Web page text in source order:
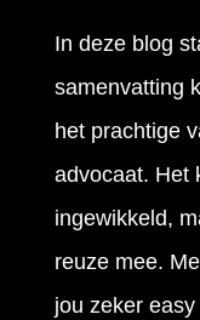
In deze blog
samenvatting
het prachtige
advocaat. Het
ingewikkeld,
reuze mee.
jou zeker